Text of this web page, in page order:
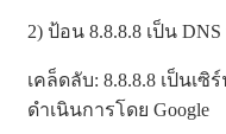
2) ป้อน 8.8.8.8 เป็น
เคล็ดลับ: 8.8.8.8 เป็นเ
ดำเนินการโดย Google